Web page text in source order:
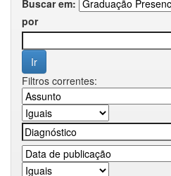
Buscar em:
por
Filtros correntes: